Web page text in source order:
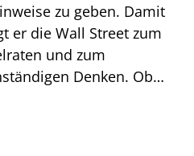
zu geben. Damit
Wall Street zum
und zum
Denken. Ob